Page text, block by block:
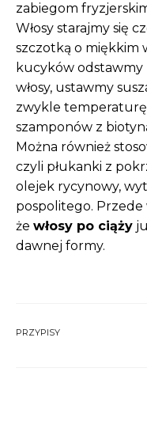
zabiegom
Włosy starajmy się
szczotką o miękkim
kucyków odstawmy
włosy, ustawmy
zwykle
szamponów z
Można również
czyli płukanki z
olejek rycynowy,
pospolitego.
że włosy po ciąży
dawnej formy.
PRZYPISY